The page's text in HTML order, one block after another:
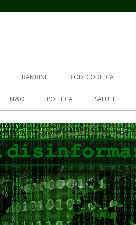
BAMBINI BIODECODIFICA
NWO POLITICA SALUTE